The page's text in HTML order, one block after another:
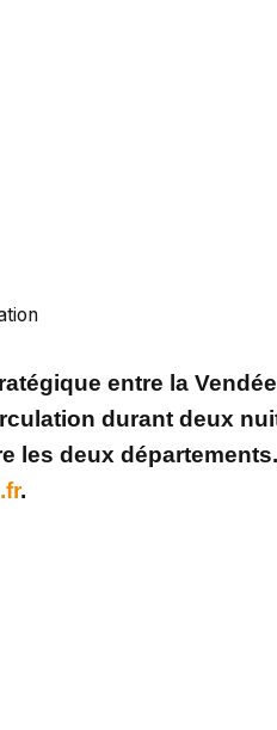
entre la
durant deux
les deux
.